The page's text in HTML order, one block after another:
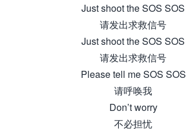
Just shoot the SOS SOS
请发出求救信号
Just shoot the SOS SOS
请发出求救信号
Please tell me SOS SOS
请呼唤我
Don’t worry
不必担忧